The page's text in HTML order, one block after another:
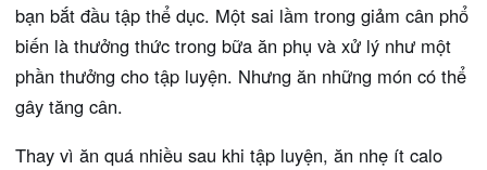
bạn bắt đầu tập thể dục. Một sai lầm trong giảm cân phổ
biến là thưởng thức trong bữa ăn phụ và xử lý như một
phần thưởng cho tập luyện. Nhưng ăn những món có thể
gây tăng cân.
Thay vì ăn quá nhiều sau khi tập luyện, ăn nhẹ ít calo